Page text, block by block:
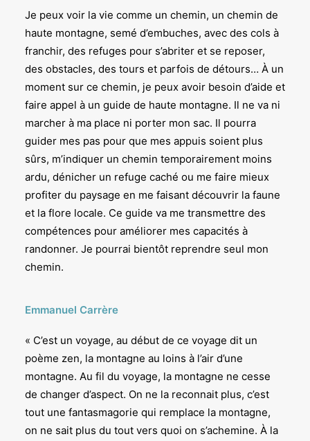
Je peux voir la vie comme un chemin, un chemin de
haute montagne, semé d’embuches, avec des cols à
franchir, des refuges pour s’abriter et se reposer,
des obstacles, des tours et parfois de détours… À un
moment sur ce chemin, je peux avoir besoin d’aide et
faire appel à un guide de haute montagne. Il ne va ni
marcher à ma place ni porter mon sac. Il pourra
guider mes pas pour que mes appuis soient plus
sûrs, m’indiquer un chemin temporairement moins
ardu, dénicher un refuge caché ou me faire mieux
profiter du paysage en me faisant découvrir la faune
et la flore locale. Ce guide va me transmettre des
compétences pour améliorer mes capacités à
randonner. Je pourrai bientôt reprendre seul mon
chemin.
Emmanuel Carrère
« C’est un voyage, au début de ce voyage dit un
poème zen, la montagne au loins à l’air d’une
montagne. Au fil du voyage, la montagne ne cesse
de changer d’aspect. On ne la reconnait plus, c’est
tout une fantasmagorie qui remplace la montagne,
on ne sait plus du tout vers quoi on s’achemine. À la